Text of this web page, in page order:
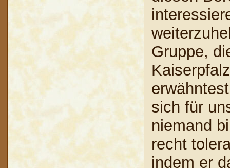
Gruppe,
sich für
niemand
recht
indem er